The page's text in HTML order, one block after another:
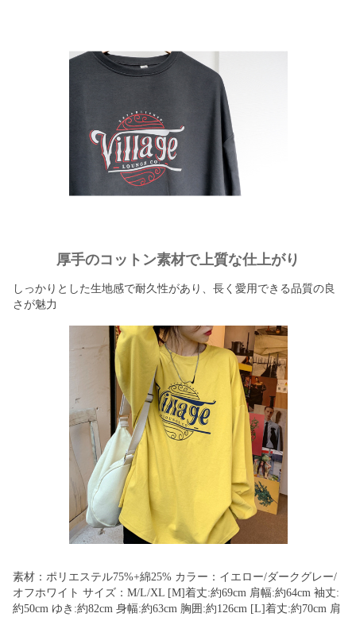
厚手のコットン素材で上質な仕上がり
しっかりとした生地感で耐久性があり、長く愛用できる品質の良
さが魅力
素材：ポリエステル75%+綿25% カラー：イエロー/ダークグレー/
オフホワイト サイズ：M/L/XL [M]着丈:約69cm 肩幅:約64cm 袖丈:
約50cm ゆき:約82cm 身幅:約63cm 胸囲:約126cm [L]着丈:約70cm 肩